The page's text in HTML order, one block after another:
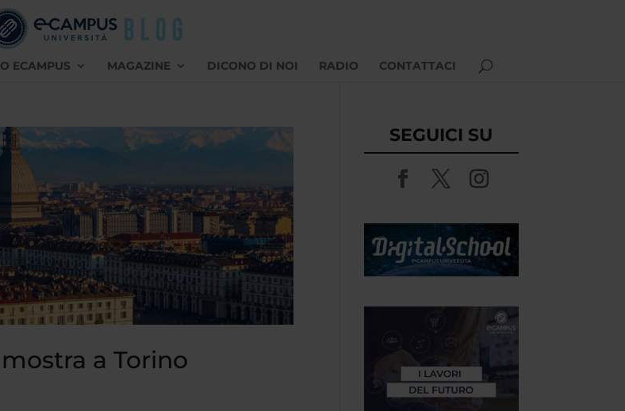
ECAMPUS MAGAZINE DICONO DI NOI RADIO CONTATTACI
a Torino
SEGUICI SU